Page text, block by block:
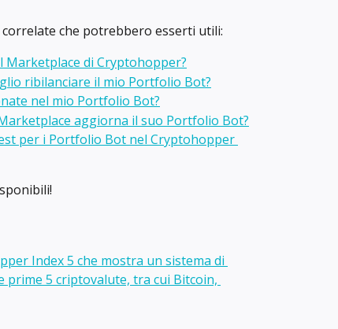
che potrebbero esserti utili:
di Cryptohopper?
ribilanciare il mio Portfolio Bot?
nel mio Portfolio Bot?
aggiorna il suo Portfolio Bot?
per i Portfolio Bot nel Cryptohopper